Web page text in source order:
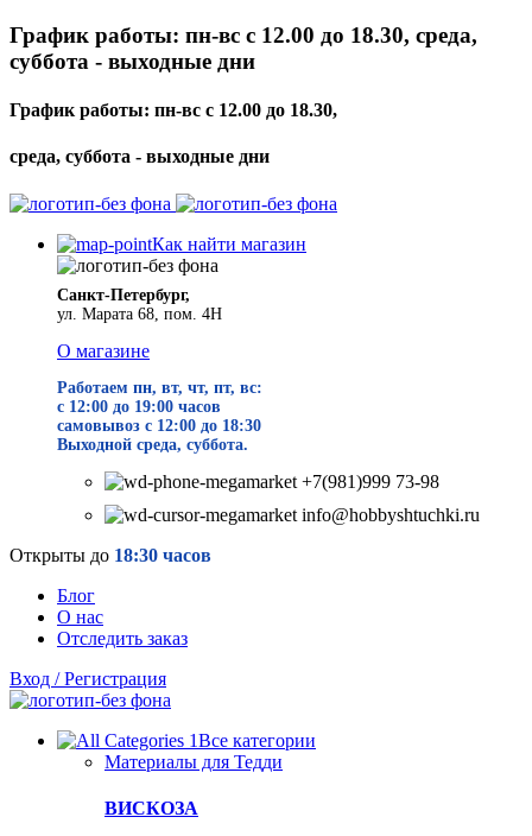
График работы: пн-вс с 12.00 до 18.30, среда,
суббота - выходные дни
График работы: пн-вс с 12.00 до 18.30,
среда, суббота - выходные дни
Как найти магазин
Санкт-Петербург,
ул. Марата 68, пом. 4Н
О магазине
Работаем пн, вт, чт, пт, вс:
с 12:00 до 19:00 часов
самовывоз с 12:00 до 18:30
Выходной среда, суббота.
+7(981)999 73-98
info@hobbyshtuchki.ru
Открыты до 18:30 часов
Блог
О нас
Отследить заказ
Вход / Регистрация
Все категории
Материалы для Тедди
ВИСКОЗА